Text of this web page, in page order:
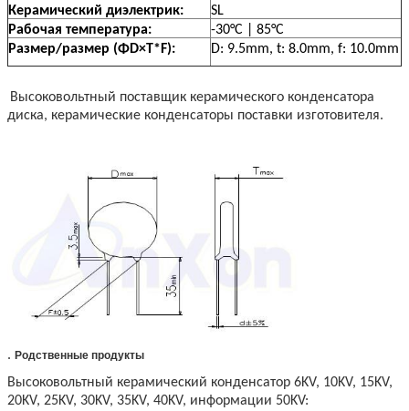
Керамический диэлектрик:
SL
Рабочая температура:
-30°C | 85°C
Размер/размер (ΦD×T*F):
D: 9.5mm, t: 8.0mm, f: 10.0mm
Высоковольтный поставщик керамического конденсатора
диска, керамические конденсаторы поставки изготовителя.
. Родственные продукты
Высоковольтный керамический конденсатор 6KV, 10KV, 15KV,
20KV, 25KV, 30KV, 35KV, 40KV, информации 50KV: